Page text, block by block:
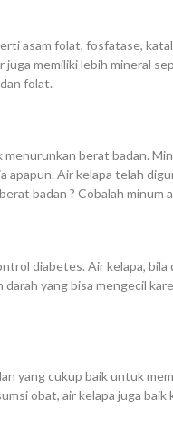
asam folat, fosfatase,
memiliki lebih mineral
folat.
berat badan.
apapun. Air kelapa telah
badan ? Cobalah
diabetes. Air kelapa,
yang bisa mengecil
yang cukup baik untuk
obat, air kelapa juga